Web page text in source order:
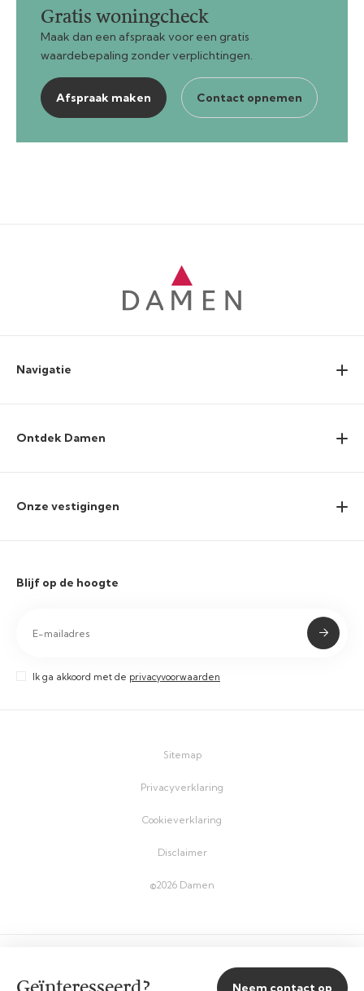
Gratis woningcheck
Maak dan een afspraak voor een gratis
waardebepaling zonder verplichtingen.
Afspraak maken Contact opnemen
Neem contact op
Navigatie
Ontdek Damen
Onze vestigingen
Blijf op de hoogte
Ik ga akkoord met de privacyvoorwaarden
©2026 Damen
Sitemap
Privacyverklaring
Cookieverklaring
Disclaimer